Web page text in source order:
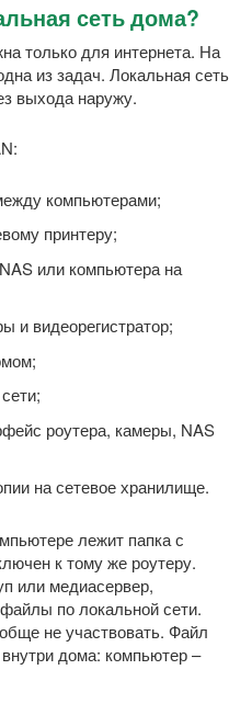
сеть дома?
только для интернета. На
из задач. Локальная сеть
выхода наружу.
компьютерами;
принтеру;
или компьютера на
и видеорегистратор;
роутера, камеры, NAS
на сетевое хранилище.
лежит папка с
к тому же роутеру.
или медиасервер,
по локальной сети.
не участвовать. Файл
дома: компьютер –